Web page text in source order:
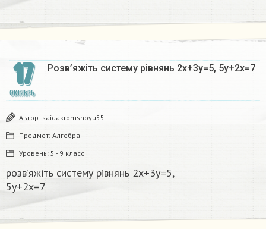
17
ОКТЯБРЬ
Розв’яжіть систему рівнянь 2x+3y=5, 5y+2x=7​
Автор: saidakromshoyu55
Предмет: Алгебра
Уровень: 5 - 9 класс
розв’яжіть систему рівнянь 2x+3y=5,
5y+2x=7​